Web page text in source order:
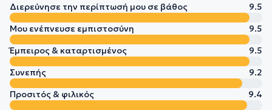
Διερεύνησε την περίπτωσή μου σε βάθος
9.5
Μου ενέπνευσε εμπιστοσύνη
9.5
Έμπειρος & καταρτισμένος
9.5
Συνεπής
9.2
Προσιτός & φιλικός
9.4